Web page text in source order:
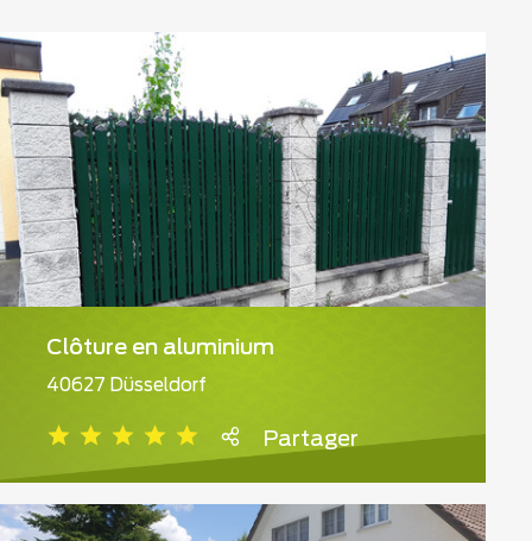
Clôture en aluminium
40627 Düsseldorf
Partager